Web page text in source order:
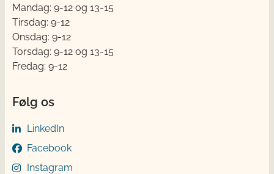
Mandag: 9-12 og 13-15
Tirsdag: 9-12
Onsdag: 9-12
Torsdag: 9-12 og 13-15
Fredag: 9-12
Følg os
LinkedIn
Facebook
Instagram